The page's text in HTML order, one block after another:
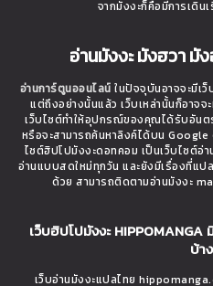
จากมังงะก็คือมีการเดิน
อ่านมังงะ มังฮวา มั
อ่านการ์ตูนออนไลน์ ในปัจจุบันอาจจะมีเ
แต่ถึงอย่างนั้นแล้ว เว็บเหล่านั้นก็อาจจ
เว็บไซต์ทำให้อุปกรณ์ของคุณได้รับอันต
หรือจะสามารถค้นหาลิงค์ได้บน
ไซต์ฮิปโปมังงะดอทคอม เป็นเว็บไซต์อ่
อ่านแบบสดใหม่ทุกวัน และยังมีเรื่องที่แ
ด้วย สามารถติดตามอ่านมังงะ
เว็บฮิปโปมังงะ
บ้า
เว็บอ่านมังงะแปลไทย